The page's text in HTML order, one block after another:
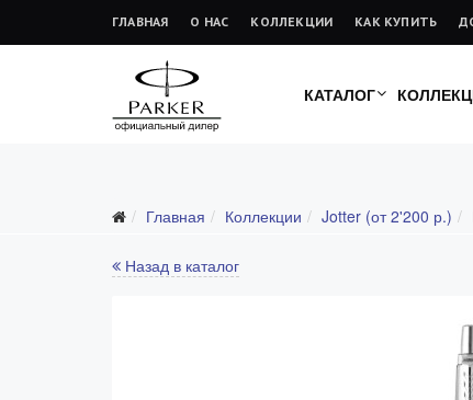
ГЛАВНАЯ О НАС КОЛЛЕКЦИИ КАК КУПИТЬ
КАТАЛОГ
Главная Коллекции Jotter (от 2'200 р.)
Назад в каталог
Все коллекции
Duofold (от 66'316 р.)